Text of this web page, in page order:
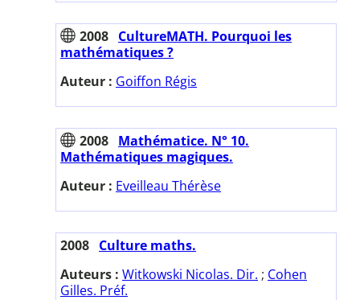
2008 CultureMATH. Pourquoi les
mathématiques ?
Auteur : Goiffon Régis
2008 Mathématice. N° 10.
Mathématiques magiques.
Auteur : Eveilleau Thérèse
2008 Culture maths.
Auteurs : Witkowski Nicolas. Dir. ; Cohen
Gilles. Préf.